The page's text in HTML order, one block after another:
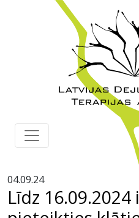
04.09.24
Līdz 16.09.2024